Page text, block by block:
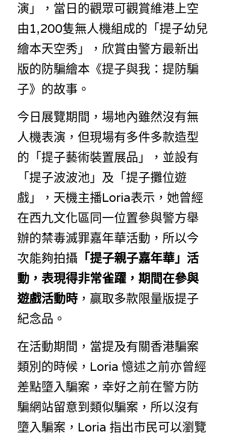
汪明欣專欄
張美雄專欄
莊豪鋒專欄
香港科技專上書院｜專欄
演」，當日的觀眾可觀賞維港上空
由1,200隻無人機組成的「提子幼兒
繪本天空秀」，欣賞由警方最新出
版的防騙繪本《提子與我：提防騙
子》的故事。
今日展覽期間，場地內雖然沒有無
人機表演，但現場有多件多款造型
的「提子藝術裝置展品」，並設有
「提子波波池」及「提子攤位遊
戲」，天機主播Loria表示，她曾經
在西九文化區同一位置參與警方舉
辦的禁毒滅罪嘉年華活動，所以今
次能夠拍攝 「提子親子嘉年華」活
動，表現得非常雀躍，期間在參與
遊戲活動時 ，贏取多款限量版提子
紀念品。
在活動期間，當提及有關香港騙案
類別的時候，Loria 憶述之前亦曾經
差點墮入騙案，幸好之前在警方防
騙網站留意到類似騙案，所以沒有
墮入騙案，Loria 指出市民可以瀏覽